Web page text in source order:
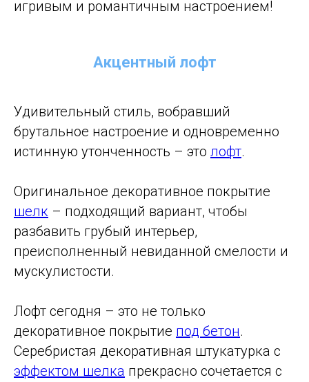
игривым и романтичным настроением!
Акцентный лофт
Удивительный стиль, вобравший
брутальное настроение и одновременно
истинную утонченность – это лофт.
Оригинальное декоративное покрытие
шелк – подходящий вариант, чтобы
разбавить грубый интерьер,
преисполненный невиданной смелости и
мускулистости.
Лофт сегодня – это не только
декоративное покрытие под бетон.
Серебристая декоративная штукатурка с
эффектом шелка прекрасно сочетается с